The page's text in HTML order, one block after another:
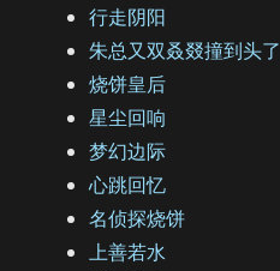
行走阴阳
朱总又双叒叕撞到头了
烧饼皇后
星尘回响
梦幻边际
心跳回忆
名侦探烧饼
上善若水